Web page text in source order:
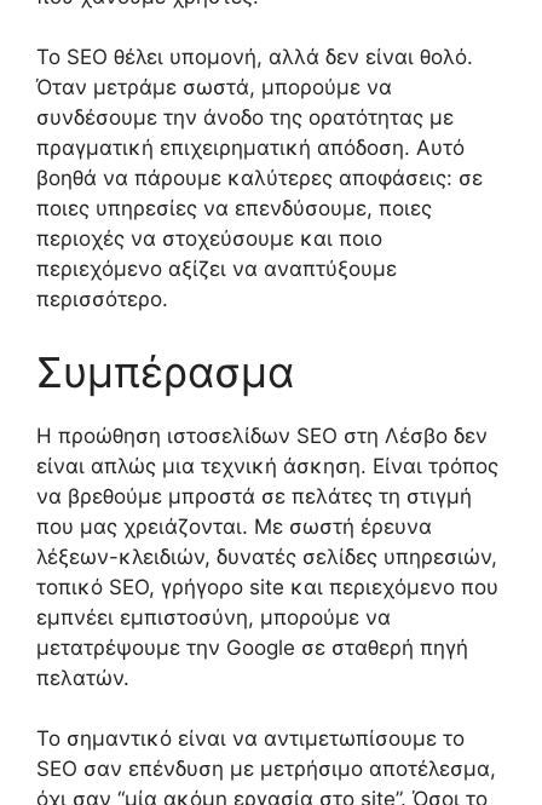
Το SEO θέλει υπομονή, αλλά δεν είναι θολό.
Όταν μετράμε σωστά, μπορούμε να
συνδέσουμε την άνοδο της ορατότητας με
πραγματική επιχειρηματική απόδοση. Αυτό
βοηθά να πάρουμε καλύτερες αποφάσεις: σε
ποιες υπηρεσίες να επενδύσουμε, ποιες
περιοχές να στοχεύσουμε και ποιο
περιεχόμενο αξίζει να αναπτύξουμε
περισσότερο.
Συμπέρασμα
Η προώθηση ιστοσελίδων SEO στη Λέσβο δεν
είναι απλώς μια τεχνική άσκηση. Είναι τρόπος
να βρεθούμε μπροστά σε πελάτες τη στιγμή
που μας χρειάζονται. Με σωστή έρευνα
λέξεων-κλειδιών, δυνατές σελίδες υπηρεσιών,
τοπικό SEO, γρήγορο site και περιεχόμενο που
εμπνέει εμπιστοσύνη, μπορούμε να
μετατρέψουμε την Google σε σταθερή πηγή
πελατών.
Το σημαντικό είναι να αντιμετωπίσουμε το
SEO σαν επένδυση με μετρήσιμο αποτέλεσμα,
όχι σαν “μία ακόμη εργασία στο site”. Όσοι το